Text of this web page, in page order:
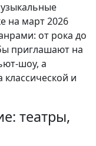
на март 2026
от рока до
приглашают на
шоу, а
и
театры,